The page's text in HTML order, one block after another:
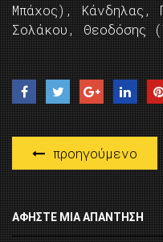
Μπάχος), Κάνδηλας,
Σολάκου, Θεοδόσης
προηγούμενο
ΑΦΉΣΤΕ ΜΙΑ ΑΠΆΝΤΗΣΗ